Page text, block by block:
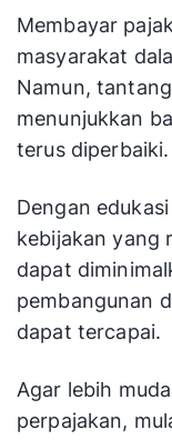
Membayar
masyarakat
Namun,
menunjukkan
terus diperbaiki.
Dengan
kebijakan yang
dapat
pembangunan
dapat tercapai.
Agar lebih
perpajakan,